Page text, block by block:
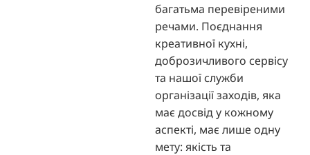
багатьма перевіреними
речами. Поєднання
креативної кухні,
доброзичливого сервісу
та нашої служби
організації заходів, яка
має досвід у кожному
аспекті, має лише одну
мету: якість та